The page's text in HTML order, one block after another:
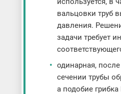
вальцовки труб
давления.
задачи требует
одинарная,
сечении трубы
а подобие грибка